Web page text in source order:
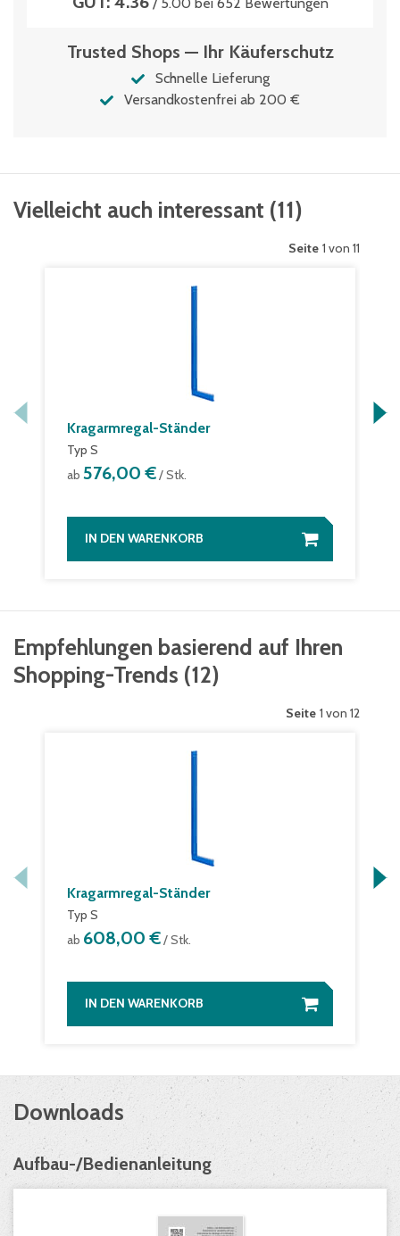
Trusted Shops — Ihr Käuferschutz
Schnelle Lieferung
Versandkostenfrei ab 200 €
Vielleicht auch interessant (11)
Seite 1 von 11
Kragarmregal-Ständer
Typ S
ab 576,00 €/ Stk.
IN DEN WARENKORB
Empfehlungen basierend auf Ihren
Shopping-Trends (12)
Seite 1 von 12
Kragarmregal-Ständer
Typ S
ab 608,00 €/ Stk.
IN DEN WARENKORB
Downloads
Aufbau-/Bedienanleitung